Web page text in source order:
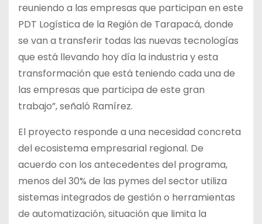
reuniendo a las empresas que participan en este
PDT Logística de la Región de Tarapacá, donde
se van a transferir todas las nuevas tecnologías
que está llevando hoy día la industria y esta
transformación que está teniendo cada una de
las empresas que participa de este gran
trabajo”, señaló Ramírez.
El proyecto responde a una necesidad concreta
del ecosistema empresarial regional. De
acuerdo con los antecedentes del programa,
menos del 30% de las pymes del sector utiliza
sistemas integrados de gestión o herramientas
de automatización, situación que limita la